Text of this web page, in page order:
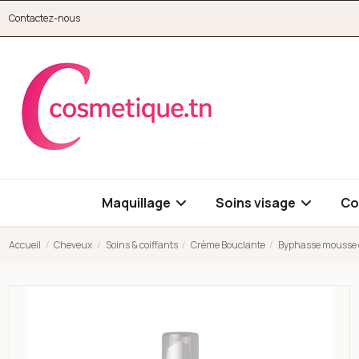
Contactez-nous
Maquillage Soins visage
Accueil Cheveux Soins & coiffants Crème Bouclante Byphasse